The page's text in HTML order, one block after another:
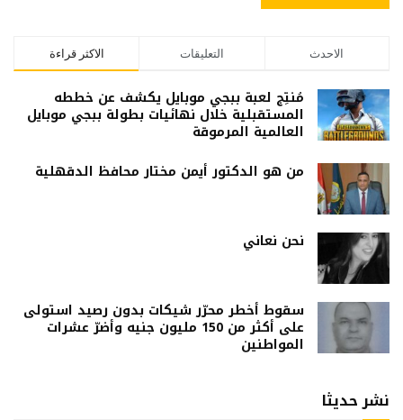
الاكثر قراءة التعليقات الاحدث
مُنتِج لعبة ببجي موبايل يكشف عن خططه
المستقبلية خلال نهائيات بطولة ببجي موبايل
العالمية المرموقة
من هو الدكتور أيمن مختار محافظ الدقهلية
نحن نعاني
سقوط أخطر محرّر شيكات بدون رصيد استولى
على أكثر من 150 مليون جنيه وأضرّ عشرات
المواطنين
نشر حديثا